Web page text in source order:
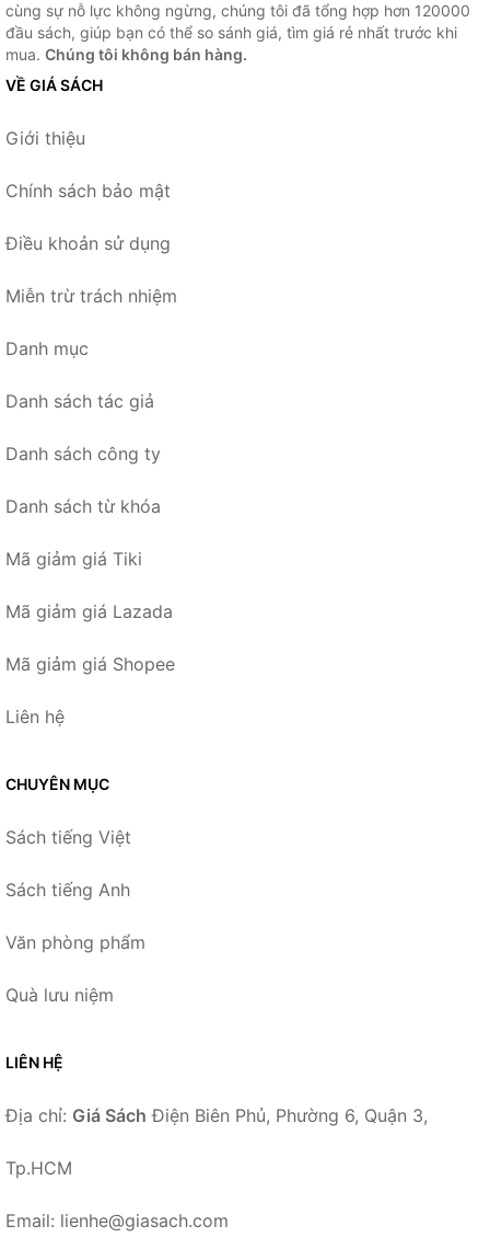
cùng sự nỗ lực không ngừng, chúng tôi đã tổng hợp hơn 120000
đầu sách, giúp bạn có thể so sánh giá, tìm giá rẻ nhất trước khi
mua. Chúng tôi không bán hàng.
VỀ GIÁ SÁCH
Giới thiệu
Chính sách bảo mật
Điều khoản sử dụng
Miễn trừ trách nhiệm
Danh mục
Danh sách tác giả
Danh sách công ty
Danh sách từ khóa
Mã giảm giá Tiki
Mã giảm giá Lazada
Mã giảm giá Shopee
Liên hệ
CHUYÊN MỤC
Sách tiếng Việt
Sách tiếng Anh
Văn phòng phẩm
Quà lưu niệm
LIÊN HỆ
Địa chỉ: Giá Sách Điện Biên Phủ, Phường 6, Quận 3,
Tp.HCM
Email: lienhe@giasach.com